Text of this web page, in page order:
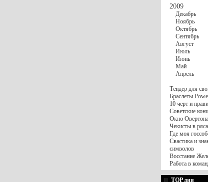
2009
Декабрь
Ноябрь
Октябрь
Сентябрь
Август
Июль
Июнь
Май
Апрель
Тендер для
Браслеты
10 черт и
Советские
Окно
Чекисты в
Где моя
Свастика и
символов
Восстание
Работа в
TOP дня